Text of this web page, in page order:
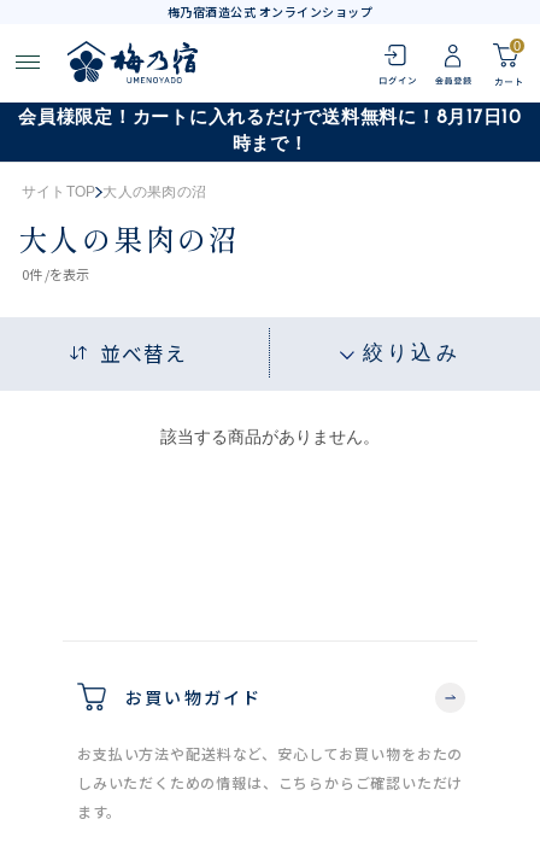
梅乃宿酒造公式 オンラインショップ
0
会員様限定！カートに入れるだけで送料無料に！8月17日10
時まで！
サイトTOP 大人の果肉の沼
大人の果肉の沼
0件 /を表示
並べ替え 絞り込み
該当する商品がありません。
お買い物ガイド
お支払い方法や配送料など、安心してお買い物をおたの
しみいただくための情報は、こちらからご確認いただけ
ます。